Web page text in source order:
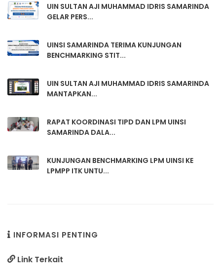
UIN SULTAN AJI MUHAMMAD IDRIS SAMARINDA
GELAR PERS...
UINSI SAMARINDA TERIMA KUNJUNGAN
BENCHMARKING STIT...
UIN SULTAN AJI MUHAMMAD IDRIS SAMARINDA
MANTAPKAN...
RAPAT KOORDINASI TIPD DAN LPM UINSI
SAMARINDA DALA...
KUNJUNGAN BENCHMARKING LPM UINSI KE
LPMPP ITK UNTU...
INFORMASI PENTING
Link Terkait